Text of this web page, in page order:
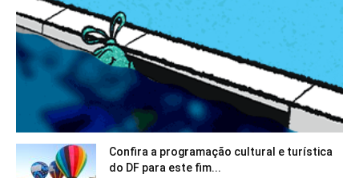
Confira a programação cultural e turística
do DF para este fim...